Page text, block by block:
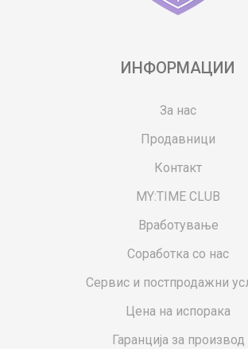
ИНФОРМАЦИИ
За нас
Продавници
Контакт
MY:TIME CLUB
Вработување
Соработка со нас
Сервис и постпродажни
Цена на испорака
Гаранција за производ